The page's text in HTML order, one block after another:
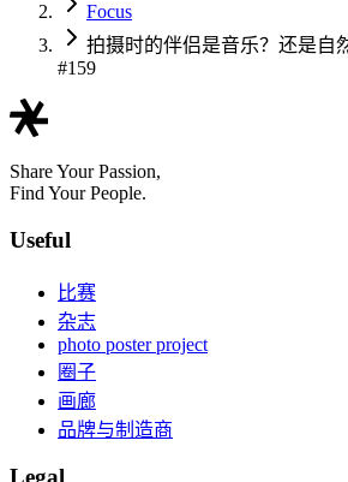
Focus
拍摄时的伴侣是音乐？还是自
#159
Share Your Passion,
Find Your People.
Useful
比赛
杂志
photo poster project
圈子
画廊
品牌与制造商